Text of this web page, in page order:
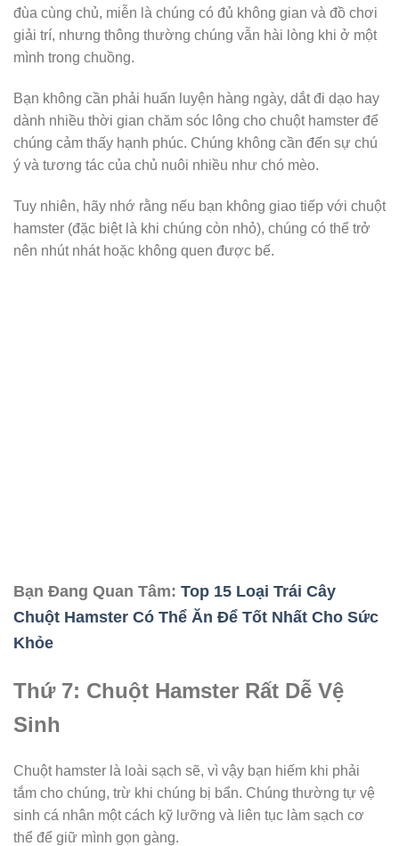
đùa cùng chủ, miễn là chúng có đủ không gian và đồ chơi
giải trí, nhưng thông thường chúng vẫn hài lòng khi ở một
mình trong chuồng.
Bạn không cần phải huấn luyện hàng ngày, dắt đi dạo hay
dành nhiều thời gian chăm sóc lông cho chuột hamster để
chúng cảm thấy hạnh phúc. Chúng không cần đến sự chú
ý và tương tác của chủ nuôi nhiều như chó mèo.
Tuy nhiên, hãy nhớ rằng nếu bạn không giao tiếp với chuột
hamster (đặc biệt là khi chúng còn nhỏ), chúng có thể trở
nên nhút nhát hoặc không quen được bế.
Bạn Đang Quan Tâm: Top 15 Loại Trái Cây
Chuột Hamster Có Thể Ăn Để Tốt Nhất Cho Sức
Khỏe
Thứ 7: Chuột Hamster Rất Dễ Vệ
Sinh
Chuột hamster là loài sạch sẽ, vì vậy bạn hiếm khi phải
tắm cho chúng, trừ khi chúng bị bẩn. Chúng thường tự vệ
sinh cá nhân một cách kỹ lưỡng và liên tục làm sạch cơ
thể để giữ mình gọn gàng.